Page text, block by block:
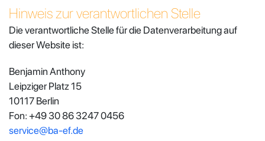
Hinweis zur verantwortlichen Stelle
Die verantwortliche Stelle für die Datenverarbeitung auf
dieser Website ist:
Benjamin Anthony
Leipziger Platz 15
10117 Berlin
Fon: +49 30 86 3247 0456
service@ba-ef.de